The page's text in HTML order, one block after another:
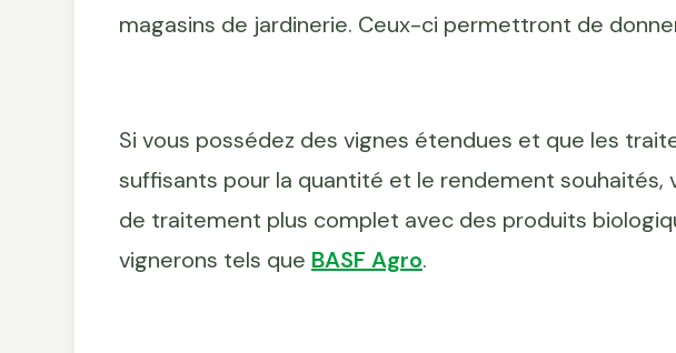
magasins de jardinerie. Ceux-ci permettront de
Si vous possédez des vignes étendues et que les
suffisants pour la quantité et le rendement
de traitement plus complet avec des produits
vignerons tels que BASF Agro.